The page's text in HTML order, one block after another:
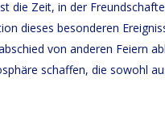
die Zeit, in der
dieses besonderen
von anderen Feiern
schaffen, die sowohl